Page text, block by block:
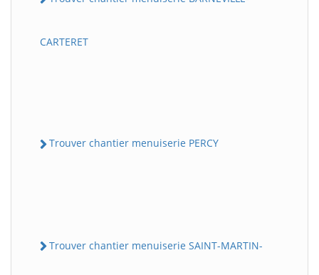
CARTERET
Trouver chantier menuiserie PERCY
Trouver chantier menuiserie SAINT-MARTIN-